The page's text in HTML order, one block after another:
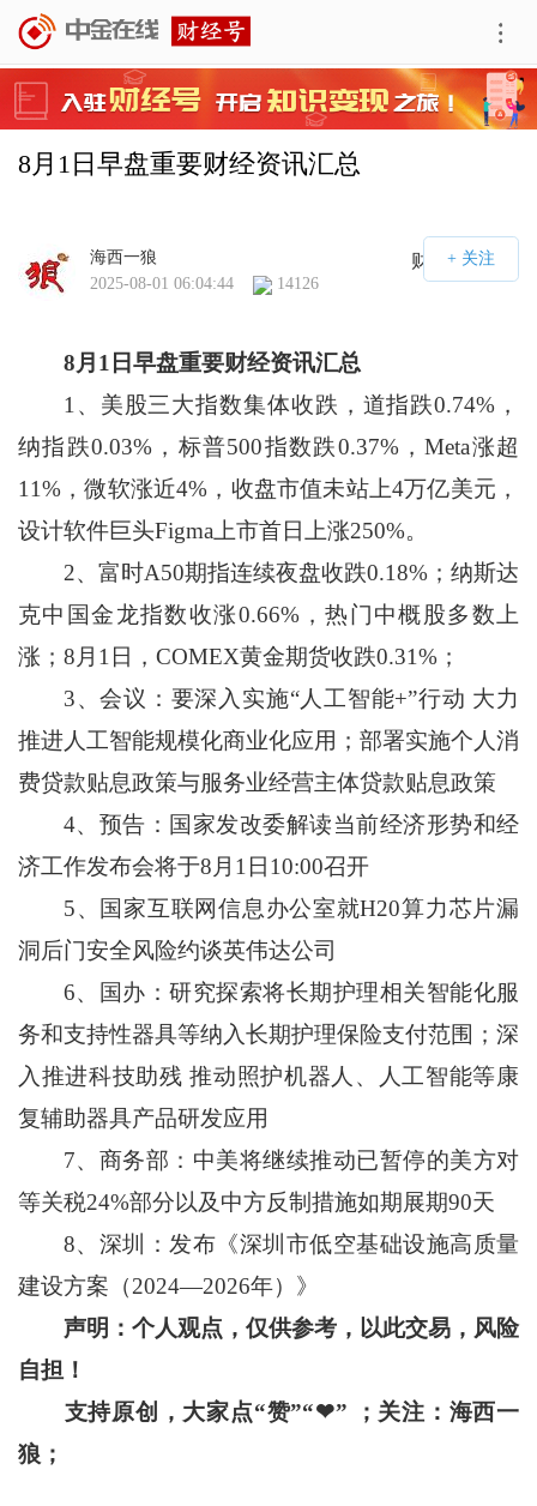
8月1日早盘重要财经资讯汇总
财经号APP
海西一狼
2025-08-01 06:04:44
14126
8月 1 日早盘重要财经资讯汇总
1、美股三大指数集体收跌，道指跌0.74%，
纳指跌0.03%，标普500指数跌0.37%，Meta涨超
11%，微软涨近4%，收盘市值未站上4万亿美元，
设计软件巨头Figma上市首日上涨250%。
2、富时A50期指连续夜盘收跌0.18%；纳斯达
克中国金龙指数收涨0.66%，热门中概股多数上
涨；8月1日，COMEX黄金期货收跌0.31%；
3、会议：要深入实施“人工智能+”行动 大力
推进人工智能规模化商业化应用；部署实施个人消
费贷款贴息政策与服务业经营主体贷款贴息政策
4、预告：国家发改委解读当前经济形势和经
济工作发布会将于8月1日10:00召开
5、国家互联网信息办公室就H20算力芯片漏
洞后门安全风险约谈英伟达公司
6、国办：研究探索将长期护理相关智能化服
务和支持性器具等纳入长期护理保险支付范围；深
入推进科技助残 推动照护机器人、人工智能等康
复辅助器具产品研发应用
7、商务部：中美将继续推动已暂停的美方对
等关税24%部分以及中方反制措施如期展期90天
8、深圳：发布《深圳市低空基础设施高质量
建设方案（2024—2026年）》
声明：个人观点，仅供参考，以此交易，风险
自担！
支持原创，大家点“赞”“❤”
；关注：海西一
狼；